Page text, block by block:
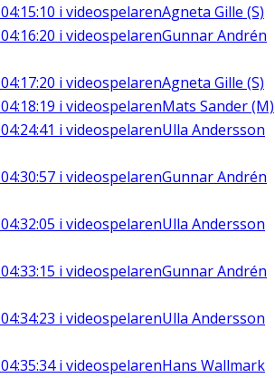
04:15:10 i videospelarenAgneta Gille (S)
04:16:20 i videospelarenGunnar Andrén
04:17:20 i videospelarenAgneta Gille (S)
04:18:19 i videospelarenMats Sander (M)
04:24:41 i videospelarenUlla Andersson
04:30:57 i videospelarenGunnar Andrén
04:32:05 i videospelarenUlla Andersson
04:33:15 i videospelarenGunnar Andrén
04:34:23 i videospelarenUlla Andersson
04:35:34i videospelarenHans Wallmark